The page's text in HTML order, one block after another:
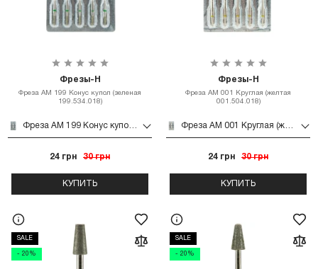
Фрезы-Н
Фреза АМ 199 Конус купол (зеленая
199.534.018)
24 грн 30 грн
КУПИТЬ
Фрезы-Н
Фреза АМ 001 Круглая (желтая
001.504.018)
24 грн 30 грн
КУПИТЬ
SALE
- 20%
SALE
- 20%